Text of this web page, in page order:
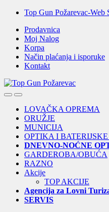
Skip
navigation
Skip
content
Top Gun Požarevac-Web
Prodavnica
Moj Nalog
Korpa
Način plaćanja i isporuke
Kontakt
OpenClose
LOVAČKA OPREMA
ORUŽJE
MUNICIJA
OPTIKA I
DNEVNO-NOĆNE
GARDEROBA/OBUĆA
RAZNO
Akcije
TOP AKCIJE
Agencija za Lovni
SERVIS